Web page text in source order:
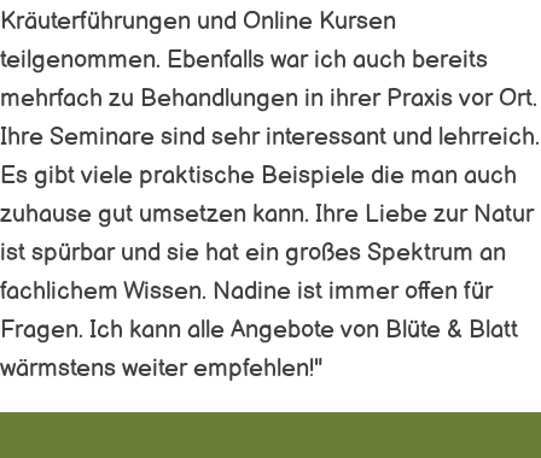
Kräuterführungen und Online Kursen
teilgenommen. Ebenfalls war ich auch bereits
mehrfach zu Behandlungen in ihrer Praxis vor Ort.
Ihre Seminare sind sehr interessant und lehrreich.
Es gibt viele praktische Beispiele die man auch
zuhause gut umsetzen kann. Ihre Liebe zur Natur
ist spürbar und sie hat ein großes Spektrum an
fachlichem Wissen. Nadine ist immer offen für
Fragen. Ich kann alle Angebote von Blüte & Blatt
wärmstens weiter empfehlen!"